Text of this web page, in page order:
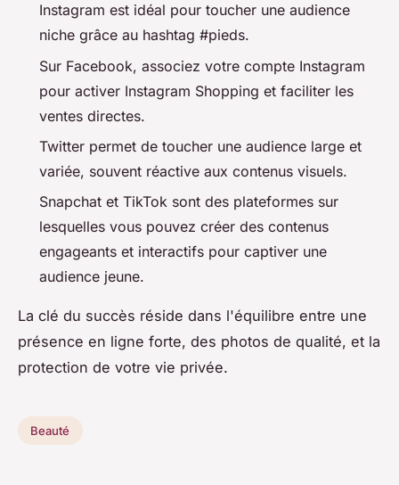
Instagram est idéal pour toucher une audience
niche grâce au hashtag #pieds.
Sur Facebook, associez votre compte Instagram
pour activer Instagram Shopping et faciliter les
ventes directes.
Twitter permet de toucher une audience large et
variée, souvent réactive aux contenus visuels.
Snapchat et TikTok sont des plateformes sur
lesquelles vous pouvez créer des contenus
engageants et interactifs pour captiver une
audience jeune.
La clé du succès réside dans l'équilibre entre une
présence en ligne forte, des photos de qualité, et la
protection de votre vie privée.
Beauté